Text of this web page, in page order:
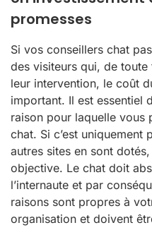
promesses
Si vos conseillers chat
des visiteurs qui, de
leur intervention, le coût
important. Il est essentiel
raison pour laquelle vous
chat. Si c’est uniquement
autres sites en sont
objective. Le chat doit
l’internaute et par
raisons sont propres à
organisation et doivent